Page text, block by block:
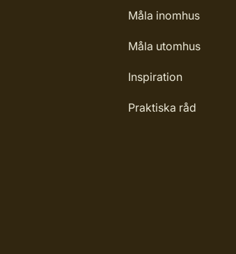
Måla inomhus
Måla utomhus
Inspiration
Praktiska råd